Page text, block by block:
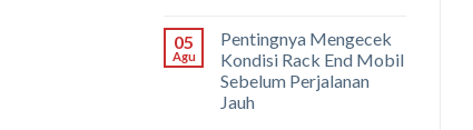
05
Agu
Pentingnya Mengecek
Kondisi Rack End Mobil
Sebelum Perjalanan
Jauh